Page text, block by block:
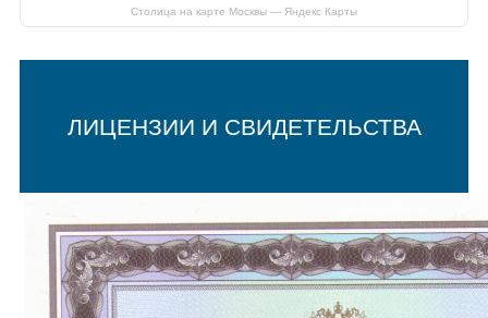
Столица на карте Москвы — Яндекс Карты
ЛИЦЕНЗИИ И СВИДЕТЕЛЬСТВА